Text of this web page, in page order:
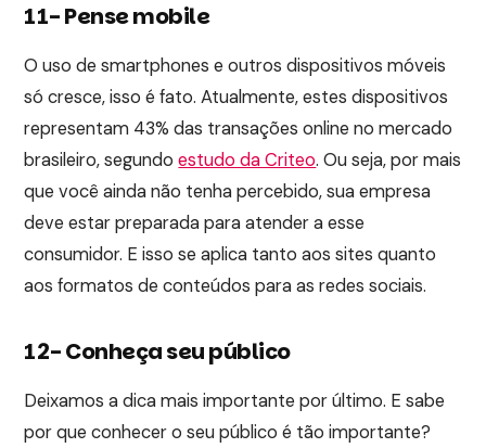
11- Pense mobile
O uso de smartphones e outros dispositivos móveis
só cresce, isso é fato. Atualmente, estes dispositivos
representam 43% das transações online no mercado
brasileiro, segundoestudo da Criteo. Ou seja, por mais
que você ainda não tenha percebido, sua empresa
deve estar preparada para atender a esse
consumidor. E isso se aplica tanto aos sites quanto
aos formatos de conteúdos para as redes sociais.
12- Conheça seu público
Deixamos a dica mais importante por último. E sabe
por que conhecer o seu público é tão importante?